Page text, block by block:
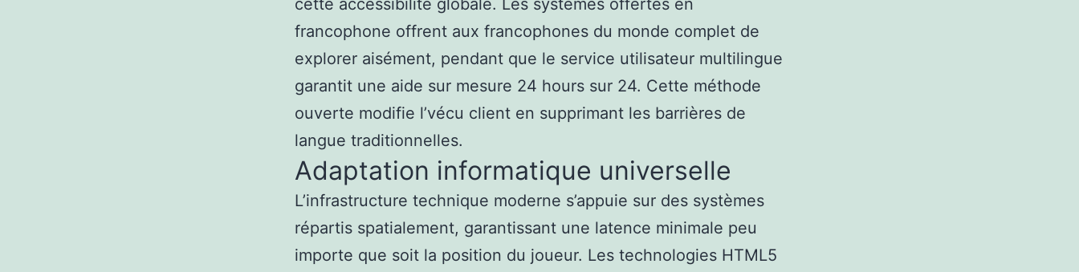
cette accessibilité globale. Les systèmes offertes en
francophone offrent aux francophones du monde complet de
explorer aisément, pendant que le service utilisateur multilingue
garantit une aide sur mesure 24 hours sur 24. Cette méthode
ouverte modifie l’vécu client en supprimant les barrières de
langue traditionnelles.
Adaptation informatique universelle
L’infrastructure technique moderne s’appuie sur des systèmes
répartis spatialement, garantissant une latence minimale peu
importe que soit la position du joueur. Les technologies HTML5